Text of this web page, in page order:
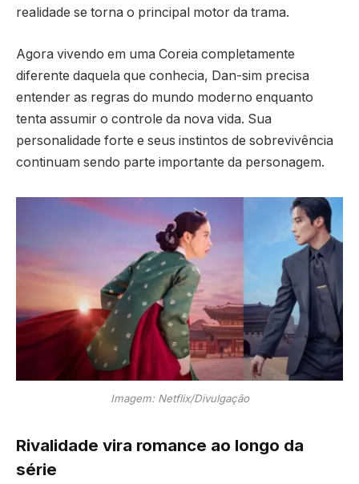
realidade se torna o principal motor da trama.
Agora vivendo em uma Coreia completamente
diferente daquela que conhecia, Dan-sim precisa
entender as regras do mundo moderno enquanto
tenta assumir o controle da nova vida. Sua
personalidade forte e seus instintos de sobrevivência
continuam sendo parte importante da personagem.
Imagem: Netflix/Divulgação
Rivalidade vira romance ao longo da
série